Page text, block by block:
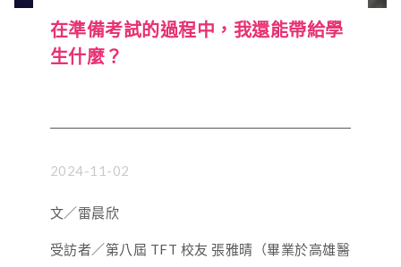
在準備考試的過程中，我還能帶給學
生什麼？
2024-11-02
文／雷晨欣
受訪者／第八屆 TFT 校友 張雅晴（畢業於高雄醫